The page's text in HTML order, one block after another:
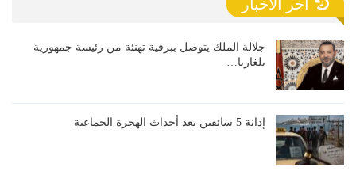
آخر الأخبار
جلالة الملك يتوصل ببرقية تهنئة من رئيسة جمهورية
بلغاريا…
إدانة 5 سائقين بعد أحداث الهجرة الجماعية